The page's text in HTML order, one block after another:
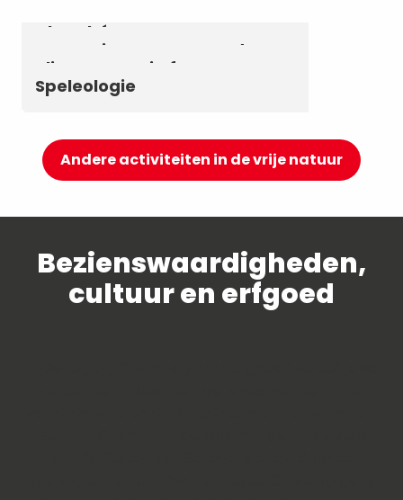
Chambéry Montagnes
Canyoning en aquarando
Klimmen en via ferrata
Speleologie
Andere activiteiten in de vrije natuur
Bezienswaardigheden,
cultuur en erfgoed